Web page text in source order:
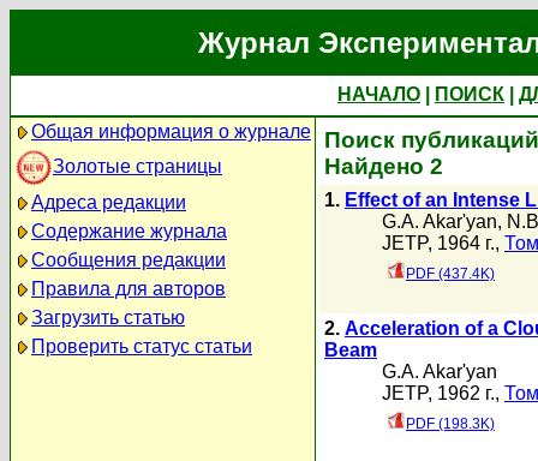
Журнал
НАЧАЛО ПОИСК
Общая информация о журнале
Золотые страницы
Адреса редакции
Содержание журнала
Сообщения редакции
Правила для авторов
Загрузить статью
Проверить статус статьи
Поиск
Найдено 2
1. Effect of an Intense
G.A. Akar'yan,
JETP, 1964 г.,
PDF (437.4K)
2. Acceleration of a
Beam
G.A. Akar'yan
JETP, 1962 г.,
PDF (198.3K)